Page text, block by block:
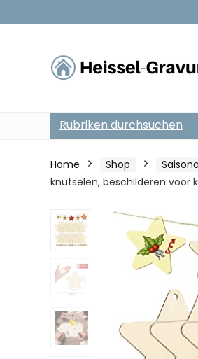
Rubriken durchsuchen
Home Shop
knutselen, beschilderen voor